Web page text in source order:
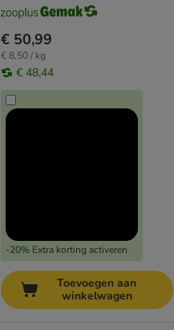
€ 50,99
€ 8,50 / kg
€ 48,44
-20% Extra korting activeren
Toevoegen aan
winkelwagen